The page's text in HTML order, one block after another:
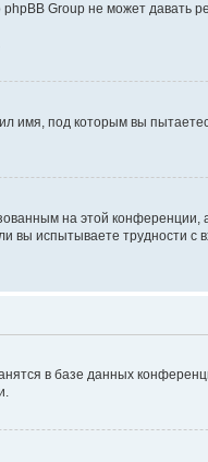
Group не может давать
под которым вы
на этой конференции,
вы испытываете трудности
в базе данных